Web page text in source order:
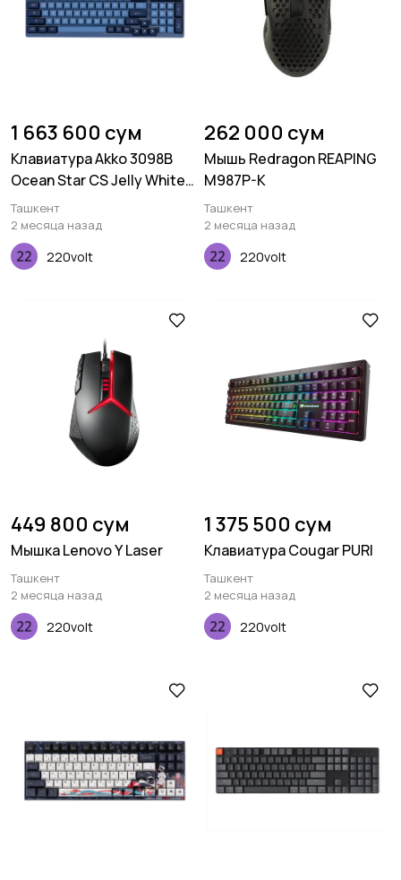
1 663 600 сум
Клавиатура Akko 3098B
Ocean Star CS Jelly White
RGB
Ташкент
2 месяца назад
220volt
262 000 сум
Мышь Redragon REAPING
M987P-K
Ташкент
2 месяца назад
220volt
449 800 сум
Мышка Lenovo Y Laser
Ташкент
2 месяца назад
220volt
1 375 500 сум
Клавиатура Cougar PURI
Ташкент
2 месяца назад
220volt